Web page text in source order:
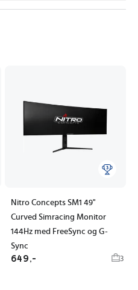
Nitro Concepts SM1 49"
Curved Simracing Monitor
144Hz med FreeSync og G-
Sync
649,- 3